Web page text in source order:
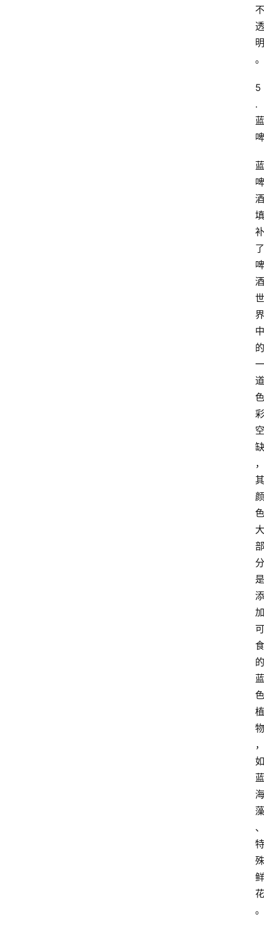
不
透
明
。
5
.
蓝
啤
蓝
啤
酒
填
补
了
啤
酒
世
界
中
的
一
道
色
彩
空
缺
，
其
颜
色
大
部
分
是
添
加
可
食
的
蓝
色
植
物
，
如
蓝
海
藻
、
特
殊
鲜
花
。